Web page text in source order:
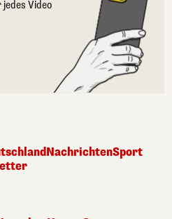
jedes Video
NachrichtenSport